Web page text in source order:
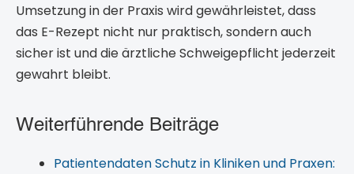
Umsetzung in der Praxis wird gewährleistet, dass
das E-Rezept nicht nur praktisch, sondern auch
sicher ist und die ärztliche Schweigepflicht jederzeit
gewahrt bleibt.
Weiterführende Beiträge
Patientendaten Schutz in Kliniken und Praxen: